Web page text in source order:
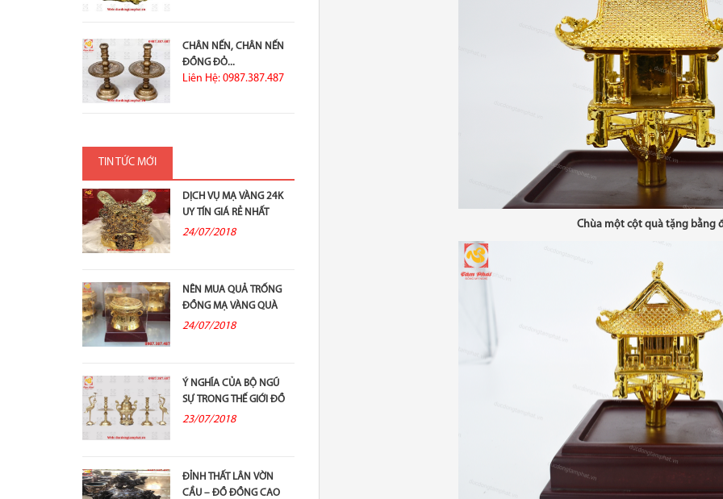
CHÂN NẾN, CHÂN NẾN
ĐỒNG ĐỎ...
Liên Hệ: 0987.387.487
TIN TỨC MỚI
DỊCH VỤ MẠ VÀNG 24K
UY TÍN GIÁ RẺ NHẤT
24/07/2018
NÊN MUA QUẢ TRỐNG
ĐỒNG MẠ VÀNG QUÀ
TẶNG Ở ĐÂU?
24/07/2018
Ý NGHĨA CỦA BỘ NGŨ
SỰ TRONG THẾ GIỚI ĐỒ
ĐỒNG THỜ...
23/07/2018
ĐỈNH THẤT LÂN VỜN
CẦU – ĐỒ ĐỒNG CAO
Chùa một cột quà tặng bằng